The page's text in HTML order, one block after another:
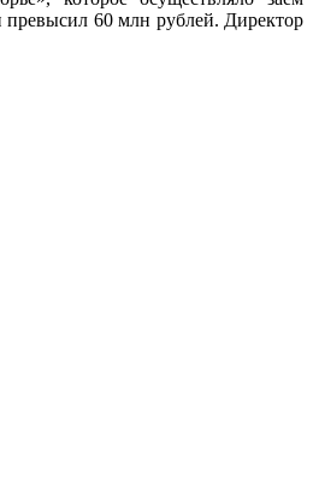
превысил 60 млн рублей. Директор